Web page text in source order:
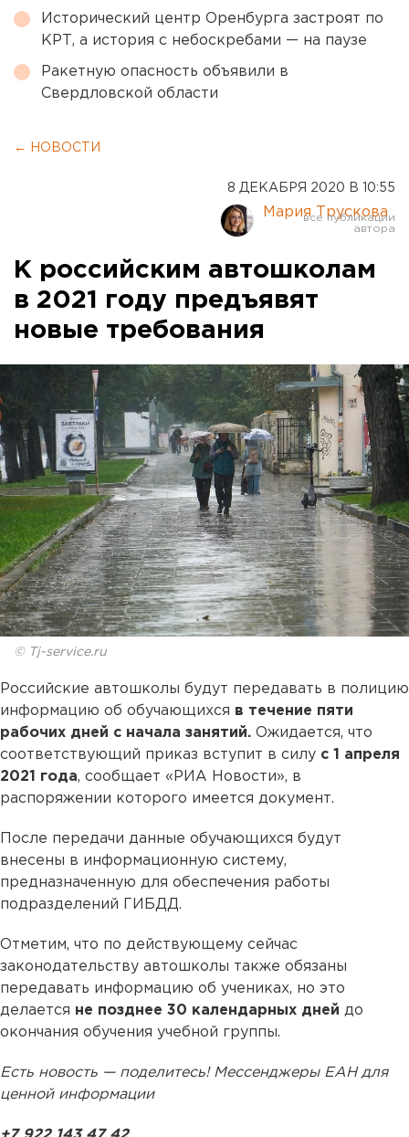
Исторический центр Оренбурга застроят по
КРТ, а история с небоскребами — на паузе
Ракетную опасность объявили в
Свердловской области
← НОВОСТИ
8 ДЕКАБРЯ 2020 В 10:55
Мария Трускова
К российским автошколам
в 2021 году предъявят
новые требования
© Tj-service.ru
Российские автошколы будут передавать в полицию
информацию об обучающихся в течение пяти
рабочих дней с начала занятий. Ожидается, что
соответствующий приказ вступит в силу с 1 апреля
2021 года, сообщает «РИА Новости», в
распоряжении которого имеется документ.
После передачи данные обучающихся будут
внесены в информационную систему,
предназначенную для обеспечения работы
подразделений ГИБДД.
Отметим, что по действующему сейчас
законодательству автошколы также обязаны
передавать информацию об учениках, но это
делается не позднее 30 календарных дней до
окончания обучения учебной группы.
Есть новость — поделитесь! Мессенджеры ЕАН для
ценной информации